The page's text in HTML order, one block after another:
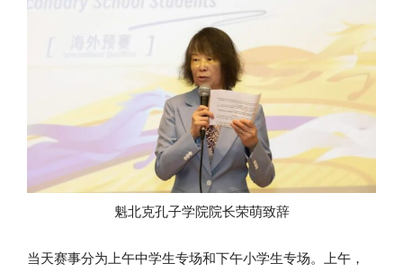
魁北克孔子学院院长荣萌致辞
当天赛事分为上午中学生专场和下午小学生专场。上午，